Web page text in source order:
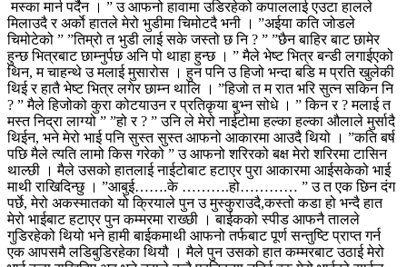
मस्का मार्न पर्दैन । ” उ आफनो हावामा उडिरहेको कपाललाई एउटा हालले
मिलाउदै र अर्काे हातले मेरो भुडीमा चिमोटदै भनी । ”अईया कति जोडले
चिमोटेको ” ”तिम्रो त भुडी लाई सके जस्तो छ नि ? ” ”छैन बाहिर बाट छामेर
हुन्छ भित्रबाट छाम्नुर्पछ अनि पो थाहा हुन्छ । ” मैले भेष्ट भित्र बन्डी लगाईएको
थिन, म चाहन्थे उ मलाई मुसारोस । हुन पनि उ हिजो भन्दा बडि म प्रति खुलेकी
थिई र हातै भेष्ट भित्र लगेर छाम्न थालि । ”हिजो त म रात भरि सुत्न सकिन नि
? ” मैले हिजोको कुरा कोटयाउन र प्रतिकृया बुभ्न सोधे । ” किन र ? मलाई त
मस्त निद्रा लाग्यो ” ”हो र ? ” उनि ले मेरो नाईटोमा हल्का हल्का औलाले मुर्सादै
थिईन, भने मेरो भाई पनि सुस्त सुस्त आफनो आकारमा आउदै थियो । ”कति बर्ष
पछि मैले त्यति लामो किस गरेको ” उ आफनो शरिरको बक्ष मेरो शरिरमा टासिन
थाल्छी । मैले उसको हातलाई नाईटोबाट हटाएर पुरा आकारमा आईसकेको भाई
माथी राखिदिन्छु । ”आबुई…….के ……….हो………… ” उ त एक छिन दंग
पर्छे, मेरो अकस्मातको यो क्रियाले पुन उ मुस्कुराउदै,कस्तो कडा हो भन्दै हात
मेरो भाईबाट हटाएर पुन कम्मरमा राख्छी । बाईकको स्पीड आफनै तालले
गुडिरहेको थियो भने हामी बाईकमाथी आफनो तर्फबाट पूर्ण सन्तुष्टि प्राप्त गर्न
एक आपसमै लडिबुडिरहेका थियौ । मैले पुन उसको हात कम्मरबाट उठाई मेरो